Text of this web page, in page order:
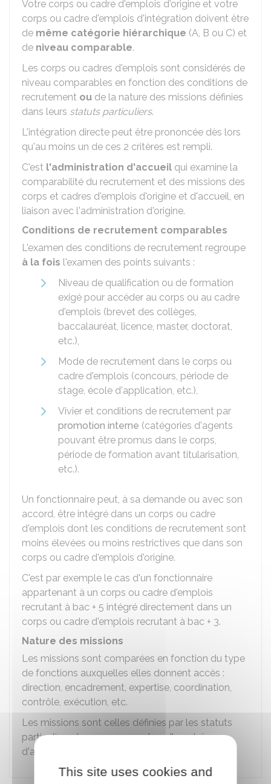
Votre corps ou cadre d'emplois d'origine et votre
corps ou cadre d'emplois d'intégration doivent être
de même catégorie hiérarchique (A, B ou C) et
de niveau comparable.
Les corps ou cadres d'emplois sont considérés de
niveau comparables en fonction des conditions de
recrutement ou de la nature des missions définies
dans leurs statuts particuliers.
L'intégration directe peut être prononcée dès lors
qu'au moins un de ces 2 critères est rempli.
C'est l'administration d'accueil qui examine la
comparabilité du recrutement et des missions des
corps et cadres d'emplois d'origine et d'accueil, en
liaison avec l'administration d'origine.
Conditions de recrutement comparables
L'examen des conditions de recrutement regroupe
à la fois l'examen des points suivants :
Niveau de qualification ou de formation
exigé pour accéder au corps ou au cadre
d'emplois (brevet des collèges,
baccalauréat, licence, master, doctorat,
etc.),
Mode de recrutement dans le corps ou
cadre d'emplois (concours, période de
stage, école d'application, etc.),
Vivier et conditions de recrutement par
promotion interne (catégories d'agents
pouvant être promus dans le corps,
période de formation avant titularisation,
etc.).
Un fonctionnaire peut, à sa demande ou avec son
accord, être intégré dans un corps ou cadre
d'emplois dont les conditions de recrutement sont
moins élevées ou moins restrictives que dans son
corps ou cadre d'emplois d'origine.
C'est par exemple le cas d'un fonctionnaire
appartenant à un corps ou cadre d'emplois
recrutant à bac + 5 intégré directement dans un
corps ou cadre d'emplois recrutant à bac + 3.
Nature des missions
Les missions sont comparées en fonction du type
de fonctions auxquelles elles donnent accès :
direction, encadrement, expertise, coordination,
contrôle, exécution, etc.
Les missions sont celles définies par les statuts
particuliers des corps ou cadres d'emplois
d'accueil et d'origine.
This site uses cookies and